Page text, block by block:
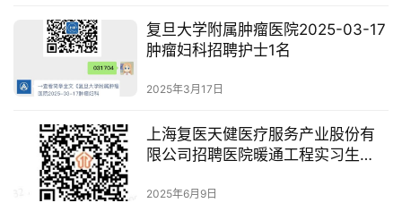
复旦大学附属肿瘤医院2025-03-17
肿瘤妇科招聘护士1名
2025年3月17日
上海复医天健医疗服务产业股份有
限公司招聘医院暖通工程实习生
2025年6月9日